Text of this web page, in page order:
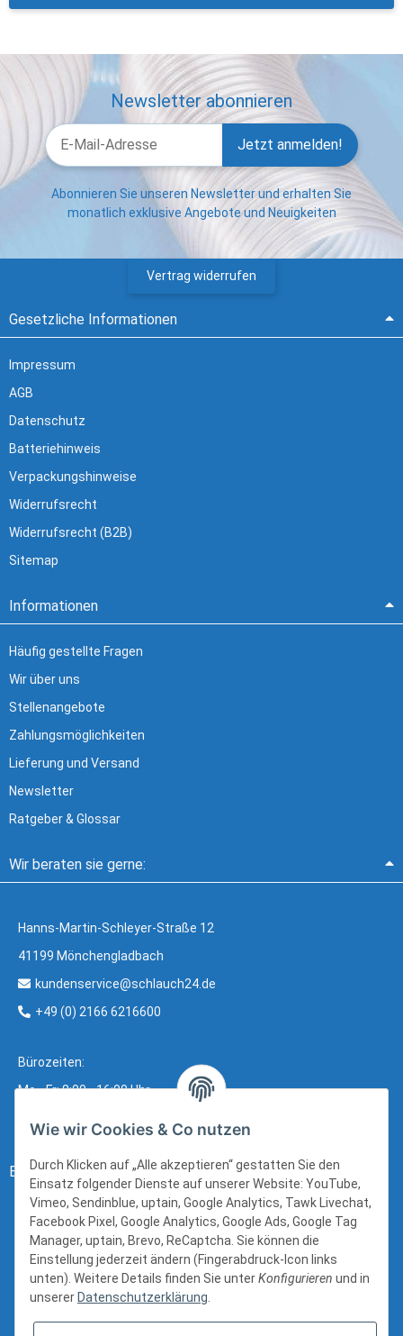
Newsletter abonnieren
Jetzt anmelden!
Abonnieren Sie unseren Newsletter und erhalten Sie
monatlich exklusive Angebote und Neuigkeiten
Vertrag widerrufen
Gesetzliche Informationen
Impressum
AGB
Datenschutz
Batteriehinweis
Verpackungshinweise
Widerrufsrecht
Widerrufsrecht (B2B)
Sitemap
Informationen
Häufig gestellte Fragen
Wir über uns
Stellenangebote
Zahlungsmöglichkeiten
Lieferung und Versand
Newsletter
Ratgeber & Glossar
Wir beraten sie gerne:
Hanns-Martin-Schleyer-Straße 12
41199 Mönchengladbach
kundenservice@schlauch24.de
+49 (0) 2166 6216600
Bürozeiten:
Mo - Fr: 8:00 - 16:00 Uhr
Bezahlung:
Wie wir Cookies & Co nutzen
Durch Klicken auf „Alle akzeptieren“ gestatten Sie den
Einsatz folgender Dienste auf unserer Website: YouTube,
Vimeo, Sendinblue, uptain, Google Analytics, Tawk Livechat,
Facebook Pixel, Google Analytics, Google Ads, Google Tag
Manager, uptain, Brevo, ReCaptcha. Sie können die
Einstellung jederzeit ändern (Fingerabdruck-Icon links
unten). Weitere Details finden Sie unterKonfigurieren und in
unserer Datenschutzerklärung.